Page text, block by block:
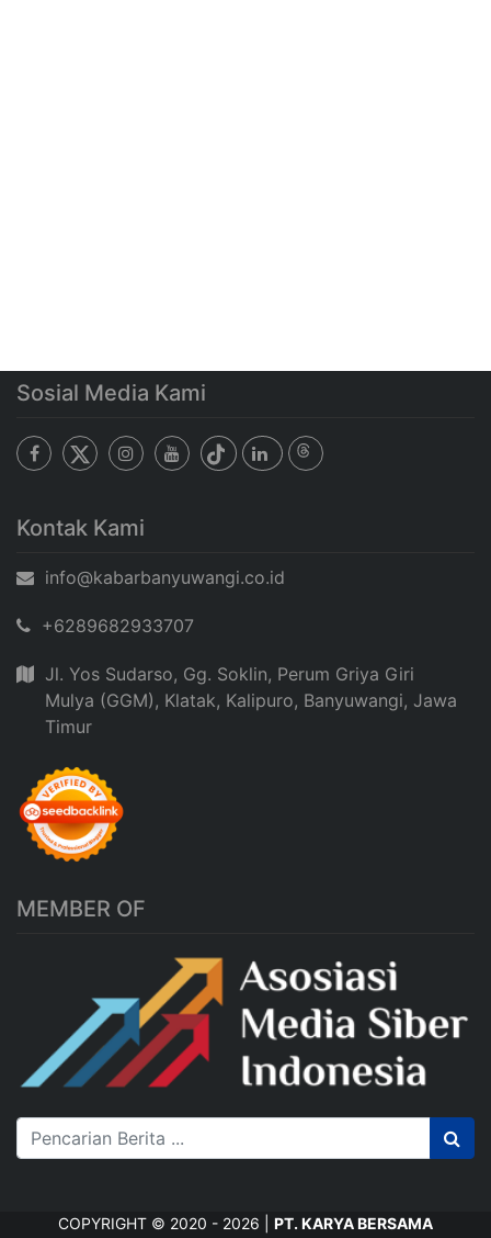
Sosial Media Kami
Kontak Kami
info@kabarbanyuwangi.co.id
+6289682933707
Jl. Yos Sudarso, Gg. Soklin, Perum Griya Giri
Mulya (GGM), Klatak, Kalipuro, Banyuwangi, Jawa
Timur
MEMBER OF
COPYRIGHT © 2020 - 2026 | PT. KARYA BERSAMA